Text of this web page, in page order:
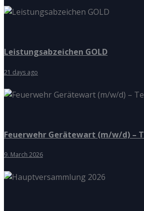
Leistungsabzeichen GOLD
21 days ago
Feuerwehr Gerätewart (m/w/d) –
9. March 2026